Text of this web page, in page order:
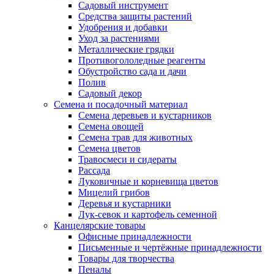
Садовый инструмент
Средства защиты растений
Удобрения и добавки
Уход за растениями
Металлические грядки
Противогололедные реагенты
Обустройство сада и дачи
Полив
Садовый декор
Семена и посадочный материал
Семена деревьев и кустарников
Семена овощей
Семена трав для животных
Семена цветов
Травосмеси и сидераты
Рассада
Луковичные и корневища цветов
Мицелий грибов
Деревья и кустарники
Лук-севок и картофель семенной
Канцелярские товары
Офисные принадлежности
Письменные и чертёжные принадлежности
Товары для творчества
Пеналы